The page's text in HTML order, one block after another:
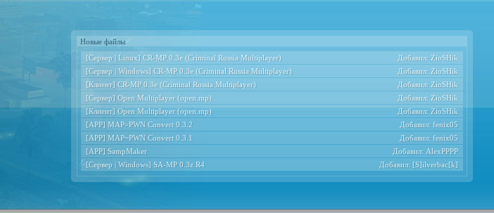
Новые файлы
[Сервер | Linux] CR-MP 0.3e (Criminal Russia Multiplayer)
Добавил: ZioSHik
[Сервер | Windows] CR-MP 0.3e (Criminal Russia Multiplayer)
Добавил: ZioSHik
[Клиент] CR-MP 0.3e (Criminal Russia Multiplayer)
Добавил: ZioSHik
[Сервер] Open Multiplayer (open.mp)
Добавил: ZioSHik
[Клиент] Open Multiplayer (open.mp)
Добавил: ZioSHik
[APP] MAP=PWN Convert 0.3.2
Добавил: fenix05
[APP] MAP=PWN Convert 0.3.1
Добавил: fenix05
[APP] SampMaker
Добавил: AlexPPPP
[Сервер | Windows] SA-MP 0.3z R4
Добавил: [S]ilverbac[k]